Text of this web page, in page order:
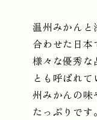
温州みかんと
合わせた日本
様々な優秀な
とも呼ばれ
州みかんの味
たっぷりで